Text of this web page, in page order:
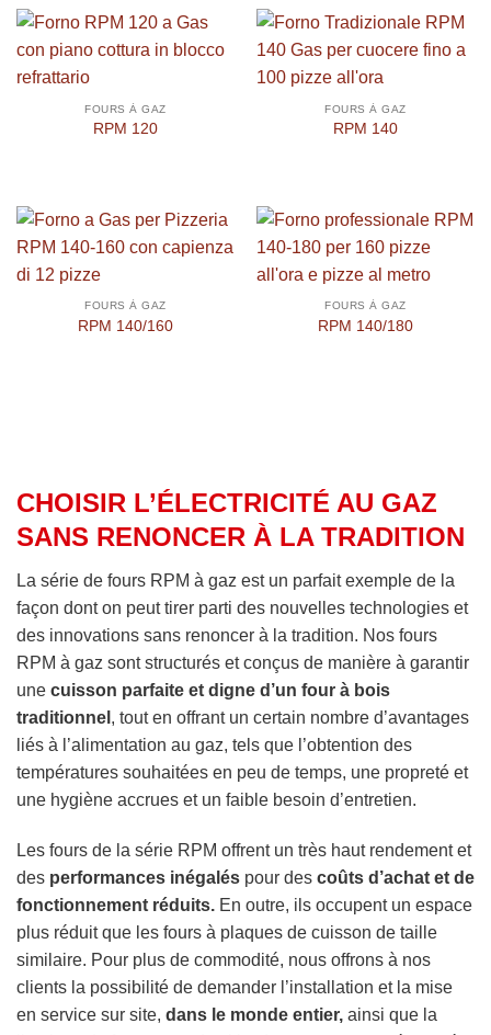
FOURS À GAZ
RPM 120
FOURS À GAZ
RPM 140
FOURS À GAZ
RPM 140/160
FOURS À GAZ
RPM 140/180
CHOISIR L’ÉLECTRICITÉ AU GAZ
SANS RENONCER À LA TRADITION
La série de fours RPM à gaz est un parfait exemple de la
façon dont on peut tirer parti des nouvelles technologies et
des innovations sans renoncer à la tradition. Nos fours
RPM à gaz sont structurés et conçus de manière à garantir
une cuisson parfaite et digne d’un four à bois
traditionnel , tout en offrant un certain nombre d’avantages
liés à l’alimentation au gaz, tels que l’obtention des
températures souhaitées en peu de temps, une propreté et
une hygiène accrues et un faible besoin d’entretien.
Les fours de la série RPM offrent un très haut rendement et
des performances inégalés pour des coûts d’achat et de
fonctionnement réduits. En outre, ils occupent un espace
plus réduit que les fours à plaques de cuisson de taille
similaire. Pour plus de commodité, nous offrons à nos
clients la possibilité de demander l’installation et la mise
en service sur site, dans le monde entier, ainsi que la